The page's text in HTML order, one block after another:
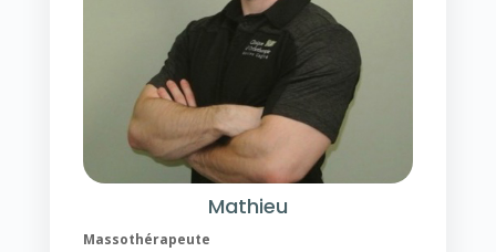
Mathieu
Massothérapeute